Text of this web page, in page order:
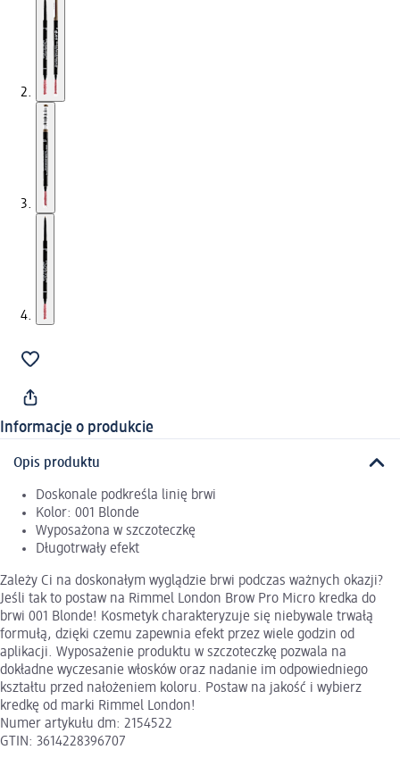
Informacje o produkcie
Opis produktu
Doskonale podkreśla linię brwi
Kolor: 001 Blonde
Wyposażona w szczoteczkę
Długotrwały efekt
Zależy Ci na doskonałym wyglądzie brwi podczas ważnych okazji?
Jeśli tak to postaw na Rimmel London Brow Pro Micro kredka do
brwi 001 Blonde! Kosmetyk charakteryzuje się niebywale trwałą
formułą, dzięki czemu zapewnia efekt przez wiele godzin od
aplikacji. Wyposażenie produktu w szczoteczkę pozwala na
dokładne wyczesanie włosków oraz nadanie im odpowiedniego
kształtu przed nałożeniem koloru. Postaw na jakość i wybierz
kredkę od marki Rimmel London!
Numer artykułu dm: 2154522
GTIN: 3614228396707